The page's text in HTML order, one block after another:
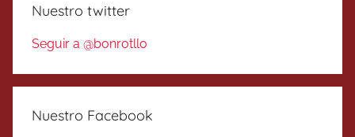
Nuestro twitter
Seguir a @bonrotllo
Nuestro Facebook